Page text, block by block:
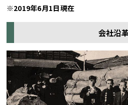
※2019年6月1日現在
会社沿